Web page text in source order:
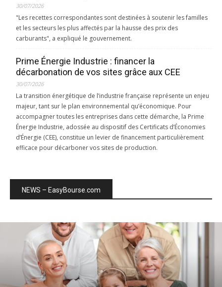
30/07/2026
"Les recettes correspondantes sont destinées à soutenir les familles
et les secteurs les plus affectés par la hausse des prix des
carburants", a expliqué le gouvernement.
Prime Énergie Industrie : financer la
décarbonation de vos sites grâce aux CEE
30/07/2026
La transition énergétique de l’industrie française représente un enjeu
majeur, tant sur le plan environnemental qu’économique. Pour
accompagner toutes les entreprises dans cette démarche, la Prime
Énergie Industrie, adossée au dispositif des Certificats d’Économies
d’Énergie (CEE), constitue un levier de financement particulièrement
efficace pour décarboner vos sites de production.
NEWS – EasyBourse.com